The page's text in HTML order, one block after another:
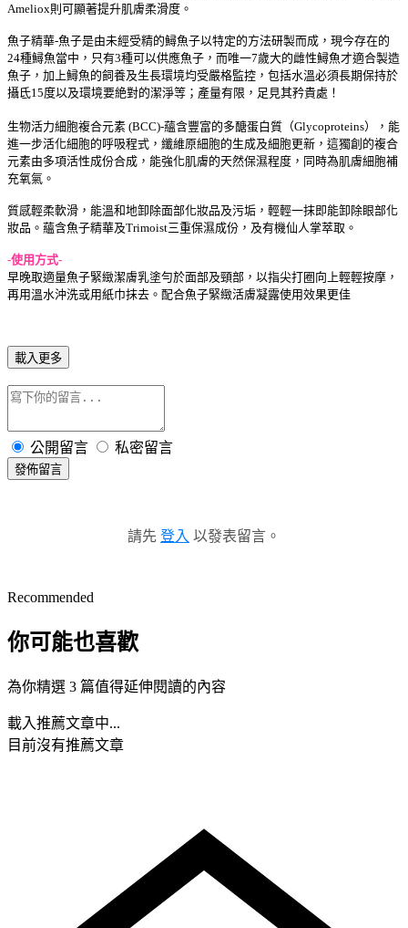
Ameliox則可顯著提升肌膚柔滑度。
魚子精華-魚子是由未經受精的鱘魚子以特定的方法研製而成，現今存在的
24種鱘魚當中，只有3種可以供應魚子，而唯一7歲大的雌性鱘魚才適合製造
魚子，加上鱘魚的飼養及生長環境均受嚴格監控，包括水溫必須長期保持於
攝氐15度以及環境要絶對的潔淨等；產量有限，足見其矜貴處！
生物活力細胞複合元素 (BCC)-蘊含豐富的多醣蛋白質（Glycoproteins），能
進一步活化細胞的呼吸程式，纖維原細胞的生成及細胞更新，這獨創的複合
元素由多項活性成份合成，能強化肌膚的天然保濕程度，同時為肌膚細胞補
充氧氣。
質感輕柔軟滑，能溫和地卸除面部化妝品及污垢，輕輕一抹即能卸除眼部化
妝品。蘊含魚子精華及Trimoist三重保濕成份，及有機仙人掌萃取。
-使用方式-
早晚取適量魚子緊緻潔膚乳塗勻於面部及頸部，以指尖打圈向上輕輕按摩，
再用溫水沖洗或用紙巾抹去。配合魚子緊緻活膚凝露使用效果更佳
載入更多
公開留言 私密留言
發佈留言
請先 登入 以發表留言。
Recommended
你可能也喜歡
為你精選 3 篇值得延伸閱讀的內容
載入推薦文章中...
目前沒有推薦文章